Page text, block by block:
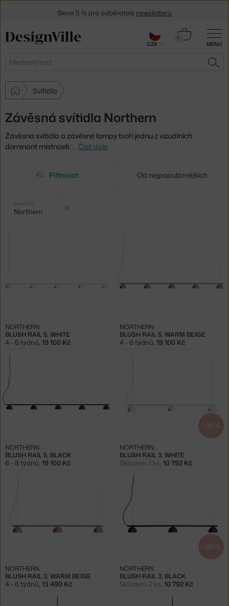
MENU
Hledat
0
Košík
Svítidla
Závěsná svítidla Northern
Závěsná svítidla a závěsné lampy tvoří jednu z vizuálních
dominant místnosti. … Číst dále
Filtrovat Od nejpopulárnějších
Vybrané
filtry:
ZNAČKA
Northern
BLUSH RAIL 5, WHITE
NORTHERN
4 - 6 týdnů 19 100 Kč
BLUSH RAIL 5, WARM BEIGE
NORTHERN
4 - 6 týdnů 19 100 Kč
BLUSH RAIL 5, BLACK
NORTHERN
6 - 8 týdnů, 19 100 Kč
−20 %
BLUSH RAIL 3, WHITE
NORTHERN
Skladem 1 ks, 10 792 Kč
BLUSH RAIL 3, WARM BEIGE
NORTHERN
4 - 6 týdnů, 13 490 Kč
−20 %
BLUSH RAIL 3, BLACK
NORTHERN
Skladem 2 ks, 10 792 Kč
Sleva 5 % pro odběratele newsletteru
CZK